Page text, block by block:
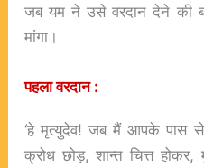
जब यम ने उसे वरदान देने की
मांगा।
पहलावरदान :
‘हे मृत्युदेव! जब मैं आपके पास
क्रोध छोड़, शान्त चित्त